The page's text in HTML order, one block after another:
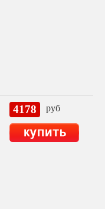
4178 руб